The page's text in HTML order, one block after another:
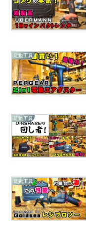
電動工具
電動工具
電動工具